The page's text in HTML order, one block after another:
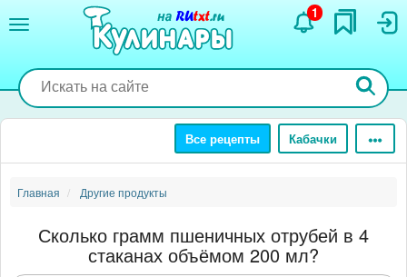
содержанию
1
Все рецепты Кабачки
Главная Другие продукты
Сколько грамм пшеничных отрубей в 4
стаканах объёмом 200 мл?